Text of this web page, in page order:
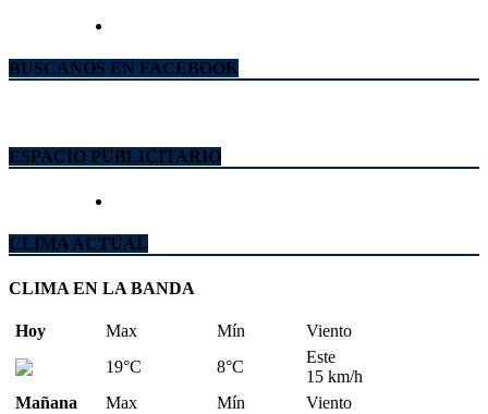
BUSCANOS EN FACEBOOK
ESPACIO PUBLICITARIO
CLIMA ACTUAL
CLIMA EN LA BANDA
Hoy Max Mín
Viento
19°C
8°C
Este
15 km/h
Mañana
Max Mín
Viento